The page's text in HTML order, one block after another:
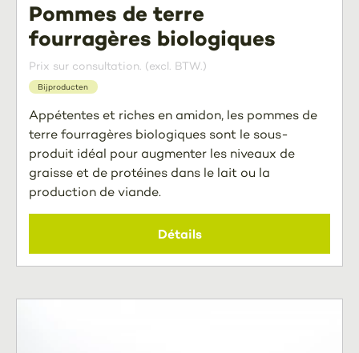
Pommes de terre
fourragères biologiques
Prix sur consultation. (excl. BTW.)
Bijproducten
Appétentes et riches en amidon, les pommes de
terre fourragères biologiques sont le sous-
produit idéal pour augmenter les niveaux de
graisse et de protéines dans le lait ou la
production de viande.
Détails